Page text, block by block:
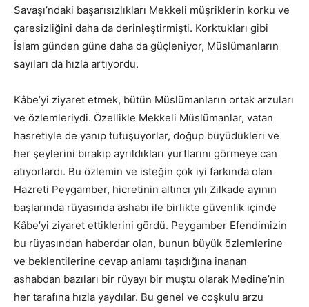
Savaşı’ndaki başarısızlıkları Mekkeli müşriklerin korku ve
çaresizliğini daha da derinleştirmişti. Korktukları gibi
İslam günden güne daha da güçleniyor, Müslümanların
sayıları da hızla artıyordu.
Kâbe’yi ziyaret etmek, bütün Müslümanların ortak arzuları
ve özlemleriydi. Özellikle Mekkeli Müslümanlar, vatan
hasretiyle de yanıp tutuşuyorlar, doğup büyüdükleri ve
her şeylerini bırakıp ayrıldıkları yurtlarını görmeye can
atıyorlardı. Bu özlemin ve isteğin çok iyi farkında olan
Hazreti Peygamber, hicretinin altıncı yılı Zilkade ayının
başlarında rüyasında ashabı ile birlikte güvenlik içinde
Kâbe’yi ziyaret ettiklerini gördü. Peygamber Efendimizin
bu rüyasından haberdar olan, bunun büyük özlemlerine
ve beklentilerine cevap anlamı taşıdığına inanan
ashabdan bazıları bir rüyayı bir muştu olarak Medine’nin
her tarafına hızla yaydılar. Bu genel ve coşkulu arzu